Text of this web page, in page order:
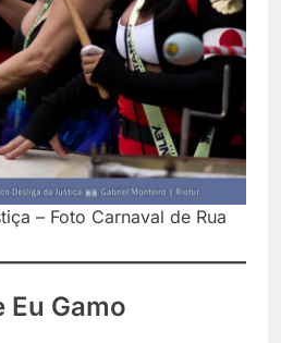
– Foto Carnaval de Rua
Eu Gamo